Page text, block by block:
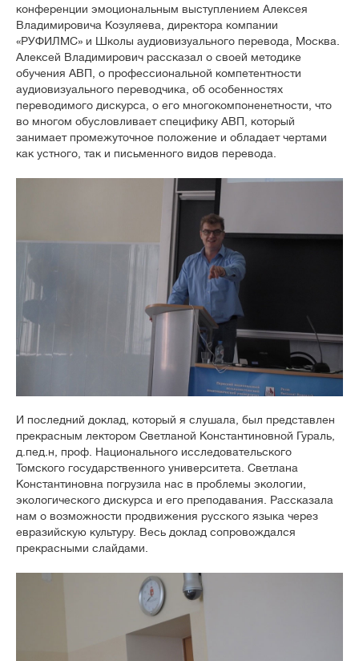
конференции эмоциональным выступлением Алексея
Владимировича Козуляева, директора компании
«РУФИЛМС» и Школы аудиовизуального перевода, Москва.
Алексей Владимирович рассказал о своей методике
обучения АВП, о профессиональной компетентности
аудиовизуального переводчика, об особенностях
переводимого дискурса, о его многокомпоненетности, что
во многом обусловливает специфику АВП, который
занимает промежуточное положение и обладает чертами
как устного, так и письменного видов перевода.
И последний доклад, который я слушала, был представлен
прекрасным лектором Светланой Константиновной Гураль,
д.пед.н, проф. Национального исследовательского
Томского государственного университета. Светлана
Константиновна погрузила нас в проблемы экологии,
экологического дискурса и его преподавания. Рассказала
нам о возможности продвижения русского языка через
евразийскую культуру. Весь доклад сопровождался
прекрасными слайдами.